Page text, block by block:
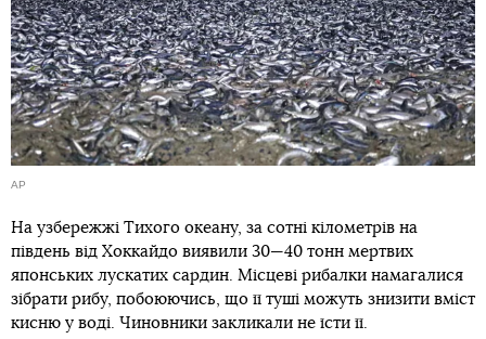
AP
На узбережжі Тихого океану, за сотні кілометрів на
південь від Хоккайдо виявили 30—40 тонн мертвих
японських лускатих сардин. Місцеві рибалки намагалися
зібрати рибу, побоюючись, що її туші можуть знизити вміст
кисню у воді. Чиновники закликали не їсти її.